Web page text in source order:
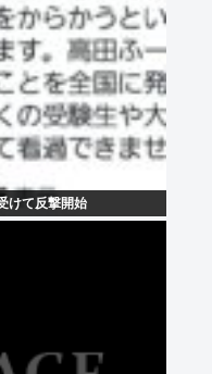
けて反撃開始